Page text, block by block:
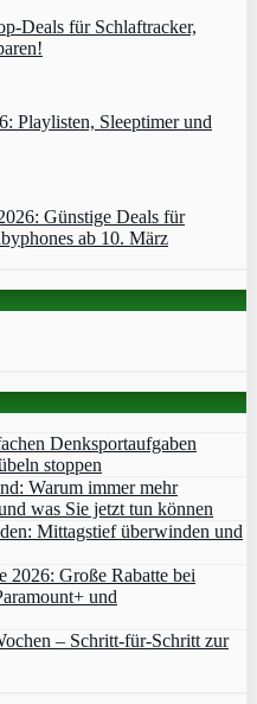
Deals für Schlaftracker,
Playlisten, Sleeptimer und
Günstige Deals für
ab 10. März
Denksportaufgaben
stoppen
Warum immer mehr
was Sie jetzt tun können
Mittagstief überwinden und
2026: Große Rabatte bei
und
– Schritt‑für‑Schritt zur